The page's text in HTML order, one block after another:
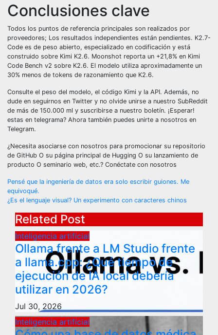
Conclusiones clave
Todos los puntos de referencia principales son realizados por
proveedores; Los resultados independientes están pendientes. K2.7-
Code es de peso abierto, especializado en codificación y está
construido sobre Kimi K2.6. Moonshot reporta un +21,8% en Kimi
Code Bench v2 sobre K2.6. El modelo utiliza aproximadamente un
30% menos de tokens de razonamiento que K2.6.
Consulte el peso del modelo, el código Kimi y la API. Además, no
dude en seguirnos en Twitter y no olvide unirse a nuestro SubReddit
de más de 150.000 ml y suscribirse a nuestro boletín. ¡Esperar!
estas en telegrama? Ahora también puedes unirte a nosotros en
Telegram.
¿Necesita asociarse con nosotros para promocionar su repositorio
de GitHub O su página principal de Hugging O su lanzamiento de
producto O seminario web, etc.? Conéctate con nosotros
Post
navigation
Pensé que la ingeniería de datos era solo escribir guiones. Me
equivoqué.
¿Es el lenguaje visual? Un experimento con caracteres chinos
Related Post
Inteligencia artificial
Ollama frente a LM Studio frente
a llama.cpp: ¿Qué tiempo de
ejecución de IA local debería
utilizar en 2026?
Jul 30, 2026
Inteligencia artificial